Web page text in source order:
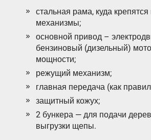
стальная рама, куда
механизмы;
основной привод –
бензиновый (дизельный)
мощности;
режущий механизм;
главная передача (как
защитный кожух;
2 бункера — для подачи
выгрузки щепы.